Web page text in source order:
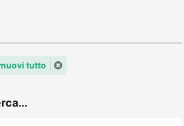
tutto